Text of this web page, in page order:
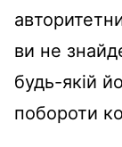
ви не
будь-якій
побороти